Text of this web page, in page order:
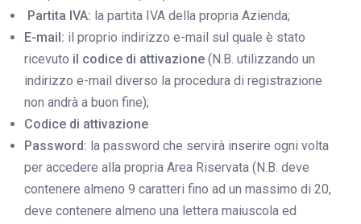
Partita IVA: la partita IVA della propria Azienda;
E-mail: il proprio indirizzo e-mail sul quale è stato
ricevuto il codice di attivazione (N.B. utilizzando un
indirizzo e-mail diverso la procedura di registrazione
non andrà a buon fine);
Codice di attivazione
Password: la password che servirà inserire ogni volta
per accedere alla propria Area Riservata (N.B. deve
contenere almeno 9 caratteri fino ad un massimo di 20,
deve contenere almeno una lettera maiuscola ed